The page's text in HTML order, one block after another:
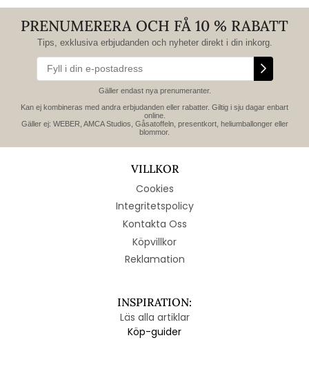
PRENUMERERA OCH FÅ 10 % RABATT
Tips, exklusiva erbjudanden och nyheter direkt i din inkorg.
Gäller endast nya prenumeranter.
Kan ej kombineras med andra erbjudanden eller rabatter. Giltig i sju dagar enbart
online.
Gäller ej: WEBER, AMCA Studios, Gåsatoffeln, presentkort, heliumballonger eller
blommor.
VILLKOR
Cookies
Integritetspolicy
Kontakta Oss
Köpvillkor
Reklamation
INSPIRATION:
Läs alla artiklar
Köp-guider